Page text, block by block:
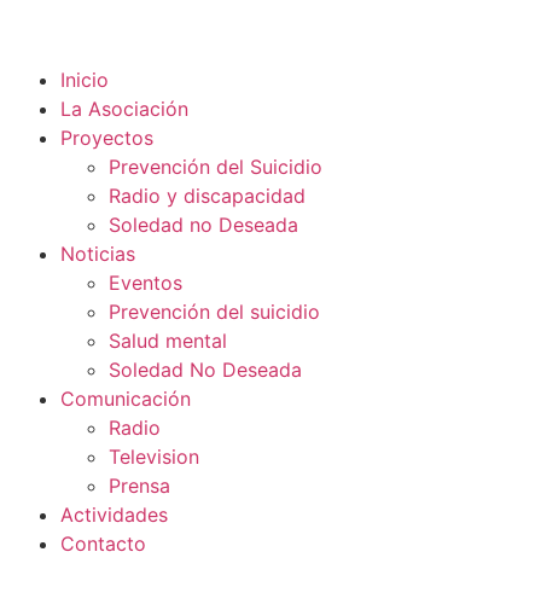
Inicio
La Asociación
Proyectos
Prevención del Suicidio
Radio y discapacidad
Soledad no Deseada
Noticias
Eventos
Prevención del suicidio
Salud mental
Soledad No Deseada
Comunicación
Radio
Television
Prensa
Actividades
Contacto